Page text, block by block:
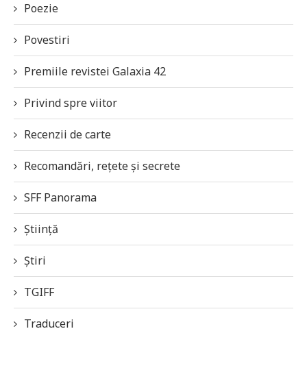
Poezie
Povestiri
Premiile revistei Galaxia 42
Privind spre viitor
Recenzii de carte
Recomandări, rețete și secrete
SFF Panorama
Știință
Știri
TGIFF
Traduceri